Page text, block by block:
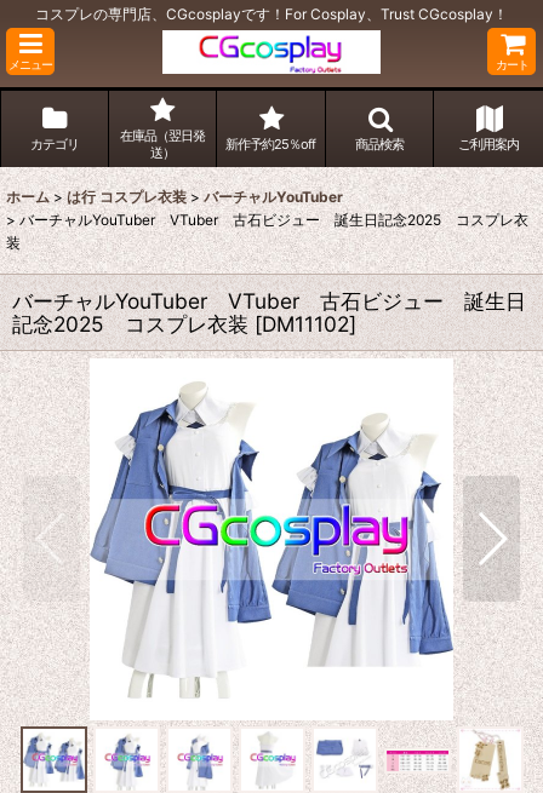
コスプレの専門店、CGcosplayです！For Cosplay、Trust CGcosplay！
メニュー カート
カテゴリ
在庫品（翌日発
送）
新作予約25％off 商品検索 ご利用案内
ホーム > は行 コスプレ衣装 > バーチャルYouTuber
> バーチャルYouTuber VTuber 古石ビジュー 誕生日記念2025 コスプレ衣
装
バーチャルYouTuber VTuber 古石ビジュー 誕生日
記念2025 コスプレ衣装 [DM11102]